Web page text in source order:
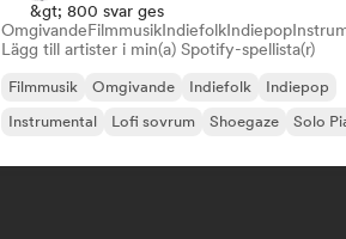
&gt; 800 svar ges
OmgivandeFilmmusikIndiefolkIndiepop
Lägg till artister i min(a) Spotify-spellista(r)
Filmmusik Omgivande Indiefolk
Indiepop
Instrumental
Lofi sovrum Shoegaze Solo